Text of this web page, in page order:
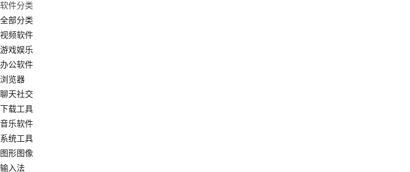
软件分类
全部分类
视频软件
游戏娱乐
办公软件
浏览器
聊天社交
下载工具
音乐软件
系统工具
图形图像
输入法